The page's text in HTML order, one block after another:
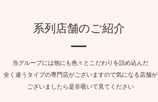
系列店舗のご紹介
当グループには他にも色々とこだわりを詰め込んだ
全く違うタイプの専門店がございますので気になる店舗が
​ございましたら是非覗いて見てください